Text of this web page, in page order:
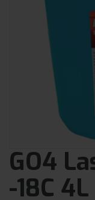
GO4
-18C 4L